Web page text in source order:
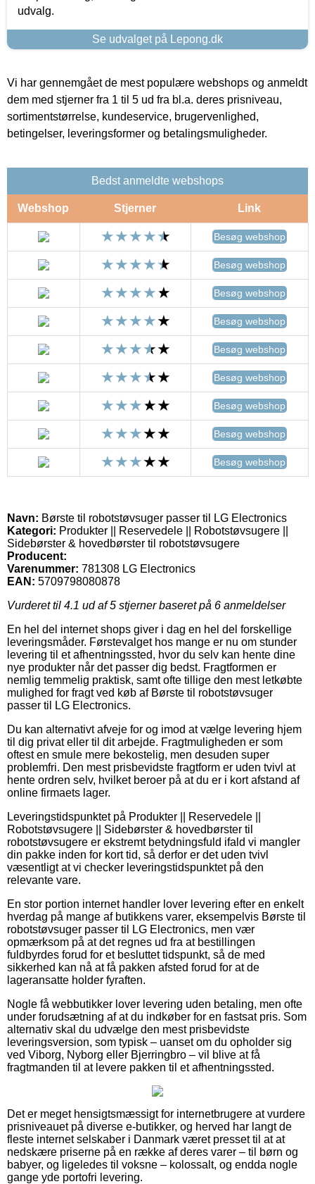
udvalg.
Se udvalget på Lepong.dk
Vi har gennemgået de mest populære webshops og anmeldt
dem med stjerner fra 1 til 5 ud fra bl.a. deres prisniveau,
sortimentstørrelse, kundeservice, brugervenlighed,
betingelser, leveringsformer og betalingsmuligheder.
Bedst anmeldte webshops
Webshop Stjerner Link
Besøg webshop
Besøg webshop
Besøg webshop
Besøg webshop
Besøg webshop
Besøg webshop
Besøg webshop
Besøg webshop
Besøg webshop
Navn: Børste til robotstøvsuger passer til LG Electronics
Kategori: Produkter || Reservedele || Robotstøvsugere ||
Sidebørster & hovedbørster til robotstøvsugere
Producent:
Varenummer: 781308 LG Electronics
EAN: 5709798080878
Vurderet til 4.1 ud af 5 stjerner baseret på 6 anmeldelser
En hel del internet shops giver i dag en hel del forskellige
leveringsmåder. Førstevalget hos mange er nu om stunder
levering til et afhentningssted, hvor du selv kan hente dine
nye produkter når det passer dig bedst. Fragtformen er
nemlig temmelig praktisk, samt ofte tillige den mest letkøbte
mulighed for fragt ved køb af Børste til robotstøvsuger
passer til LG Electronics.
Du kan alternativt afveje for og imod at vælge levering hjem
til dig privat eller til dit arbejde. Fragtmuligheden er som
oftest en smule mere bekostelig, men desuden super
problemfri. Den mest prisbevidste fragtform er uden tvivl at
hente ordren selv, hvilket beroer på at du er i kort afstand af
online firmaets lager.
Leveringstidspunktet på Produkter || Reservedele ||
Robotstøvsugere || Sidebørster & hovedbørster til
robotstøvsugere er ekstremt betydningsfuld ifald vi mangler
din pakke inden for kort tid, så derfor er det uden tvivl
væsentligt at vi checker leveringstidspunktet på den
relevante vare.
En stor portion internet handler lover levering efter en enkelt
hverdag på mange af butikkens varer, eksempelvis Børste til
robotstøvsuger passer til LG Electronics, men vær
opmærksom på at det regnes ud fra at bestillingen
fuldbyrdes forud for et besluttet tidspunkt, så de med
sikkerhed kan nå at få pakken afsted forud for at de
lageransatte holder fyraften.
Nogle få webbutikker lover levering uden betaling, men ofte
under forudsætning af at du indkøber for en fastsat pris. Som
alternativ skal du udvælge den mest prisbevidste
leveringsversion, som typisk – uanset om du opholder sig
ved Viborg, Nyborg eller Bjerringbro – vil blive at få
fragtmanden til at levere pakken til et afhentningssted.
Det er meget hensigtsmæssigt for internetbrugere at vurdere
prisniveauet på diverse e-butikker, og herved har langt de
fleste internet selskaber i Danmark været presset til at at
nedskære priserne på en række af deres varer – til børn og
babyer, og ligeledes til voksne – kolossalt, og endda nogle
gange yde portofri levering.